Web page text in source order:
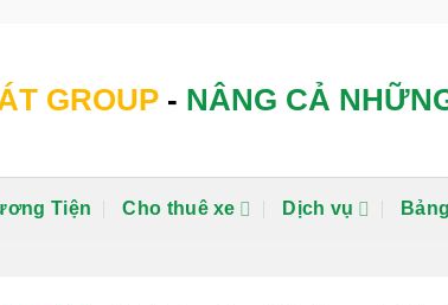
GROUP - NÂNG CẢ
Tiện Cho thuê xe Dịch vụ